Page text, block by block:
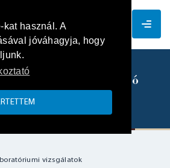
kat használ. A
jóváhagyja, hogy
Ionsugaras Pásztázó
vizsgálat
vizsgálatok